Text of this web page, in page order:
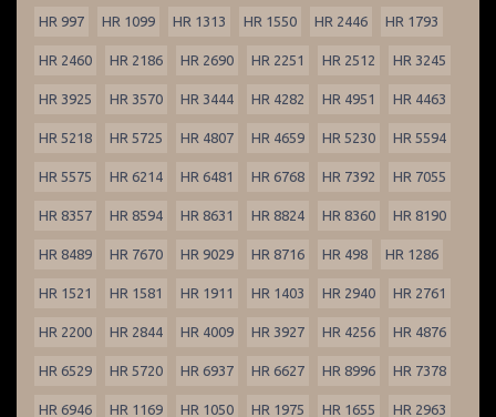
HR 997 HR 1099 HR 1313 HR 1550 HR 2446 HR 1793
HR 2460 HR 2186 HR 2690 HR 2251 HR 2512 HR 3245
HR 3925 HR 3570 HR 3444 HR 4282 HR 4951 HR 4463
HR 5218 HR 5725 HR 4807 HR 4659 HR 5230 HR 5594
HR 5575 HR 6214 HR 6481 HR 6768 HR 7392 HR 7055
HR 8357 HR 8594 HR 8631 HR 8824 HR 8360 HR 8190
HR 8489 HR 7670 HR 9029 HR 8716 HR 498 HR 1286
HR 1521 HR 1581 HR 1911 HR 1403 HR 2940 HR 2761
HR 2200 HR 2844 HR 4009 HR 3927 HR 4256 HR 4876
HR 6529 HR 5720 HR 6937 HR 6627 HR 8996 HR 7378
HR 6946 HR 1169 HR 1050 HR 1975 HR 1655 HR 2963